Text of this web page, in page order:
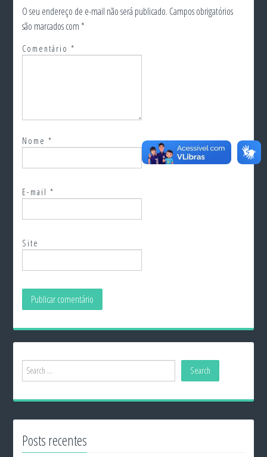
O seu endereço de e-mail não será publicado. Campos obrigatórios
são marcados com *
Comentário*
Nome*
E-mail*
Site
Posts recentes